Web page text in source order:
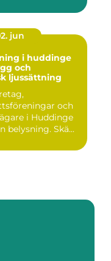
jun
i huddinge
och
ljussättning
och
i Huddinge
belysning. Skä...